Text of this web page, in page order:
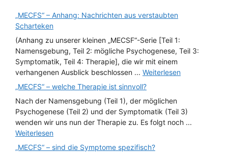
„MECFS“ – Anhang: Nachrichten aus verstaubten
Scharteken
(Anhang zu unserer kleinen „MECSF“-Serie [Teil 1:
Namensgebung, Teil 2: mögliche Psychogenese, Teil 3:
Symptomatik, Teil 4: Therapie], die wir mit einem
verhangenen Ausblick beschlossen ... Weiterlesen
„MECFS“ – welche Therapie ist sinnvoll?
Nach der Namensgebung (Teil 1), der möglichen
Psychogenese (Teil 2) und der Symptomatik (Teil 3)
wenden wir uns nun der Therapie zu. Es folgt noch ...
Weiterlesen
„MECFS“ – sind die Symptome spezifisch?